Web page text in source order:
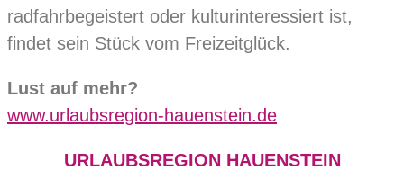
radfahrbegeistert oder kulturinteressiert ist,
findet sein Stück vom Freizeitglück.
Lust auf mehr?
www.urlaubsregion-hauenstein.de
URLAUBSREGION HAUENSTEIN